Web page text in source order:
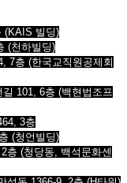
(KAIS 빌딩)
(천하빌딩)
7층 (한국교직원공제회
101, 6층 (백현법조프
3층
(청언빌딩)
층 (청당동, 백석문화센